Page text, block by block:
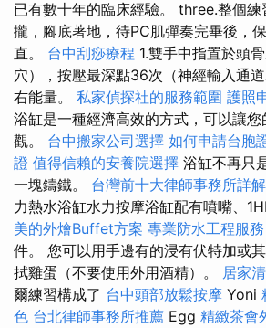
已有數十年的臨床經驗。 three.整個
攏，腳底著地，待PC肌彈奏完畢後，
直。 台中刮痧療程 1.雙手中指置於頭
穴），按壓最深點36次（神經輸入通
右能量。 私家偵探社的服務範圍 護照
浴缸是一種經濟高效的方式，可以讓
觀。 台中搬家公司選擇 如何申請台胞
證 值得信賴的安養院選擇 浴缸不再只
一塊鑄鐵。 台灣前十大律師事務所詳解
力熱水浴缸水力按摩浴缸配有噴嘴、
美的外燴Buffet方案 專業防水工程服務
件。 您可以用手邊有的浸有伏特加或
拭雞蛋（不要使用外用酒精）。 居家
爾練習構成了 台中頭部放鬆按摩 Yoni
色 台北律師事務所推薦 Egg 精緻茶會